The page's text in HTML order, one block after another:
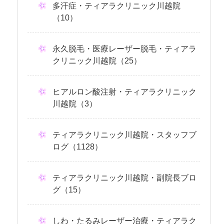
多汗症・ティアラクリニック川越院
（10）
永久脱毛・医療レーザー脱毛・ティアラ
クリニック川越院（25）
ヒアルロン酸注射・ティアラクリニック
川越院（3）
ティアラクリニック川越院・スタッフブ
ログ（1128）
ティアラクリニック川越院・副院長ブロ
グ（15）
しわ・たるみレーザー治療・ティアラク